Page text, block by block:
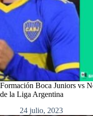
Formación Boca Juniors vs
de la Liga Argentina
24 julio, 2023